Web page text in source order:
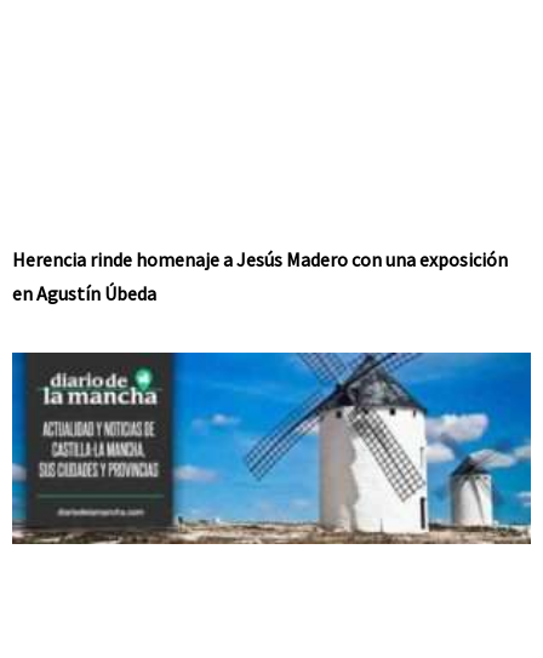
Herencia rinde homenaje a Jesús Madero con una exposición
en Agustín Úbeda